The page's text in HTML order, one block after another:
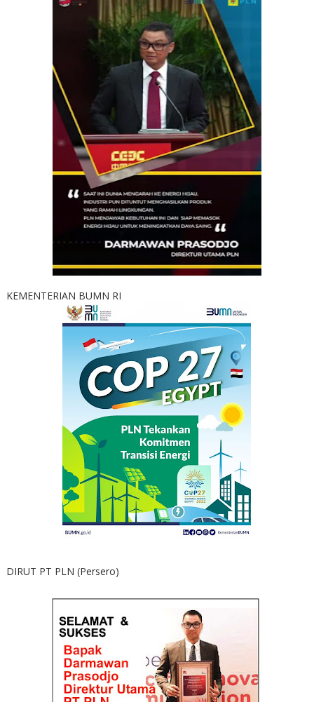
KEMENTERIAN BUMN RI
DIRUT PT PLN (Persero)